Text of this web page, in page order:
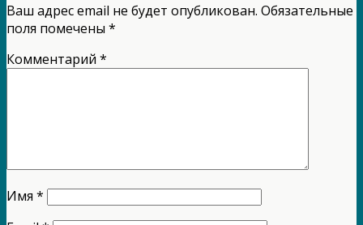
Ваш адрес email не будет опубликован. Обязательные
поля помечены *
Комментарий *
Имя *